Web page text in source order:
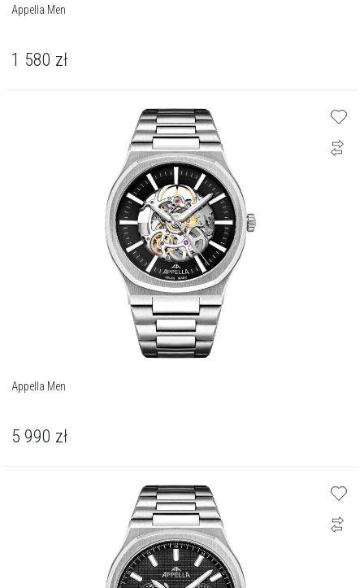
Appella Men
1 580 zł
Appella Men
5 990 zł